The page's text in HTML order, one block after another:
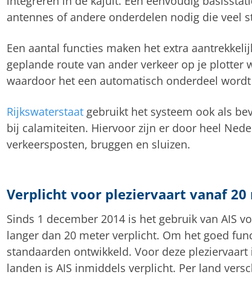
antennes of andere onderdelen nodig die veel
Een aantal functies maken het extra
geplande route van ander verkeer op je plotter
waardoor het een automatisch onderdeel
Rijkswaterstaat gebruikt het systeem ook als
bij calamiteiten. Hiervoor zijn er door heel
verkeersposten, bruggen en sluizen.
Verplicht voor pleziervaart vanaf 20
Sinds 1 december 2014 is het gebruik van AIS
langer dan 20 meter verplicht. Om het goed
standaarden ontwikkeld. Voor deze
landen is AIS inmiddels verplicht. Per land